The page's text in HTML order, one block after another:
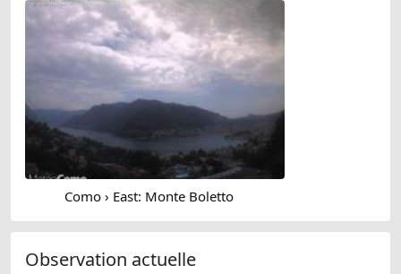
Como › East: Monte Boletto
Observation actuelle